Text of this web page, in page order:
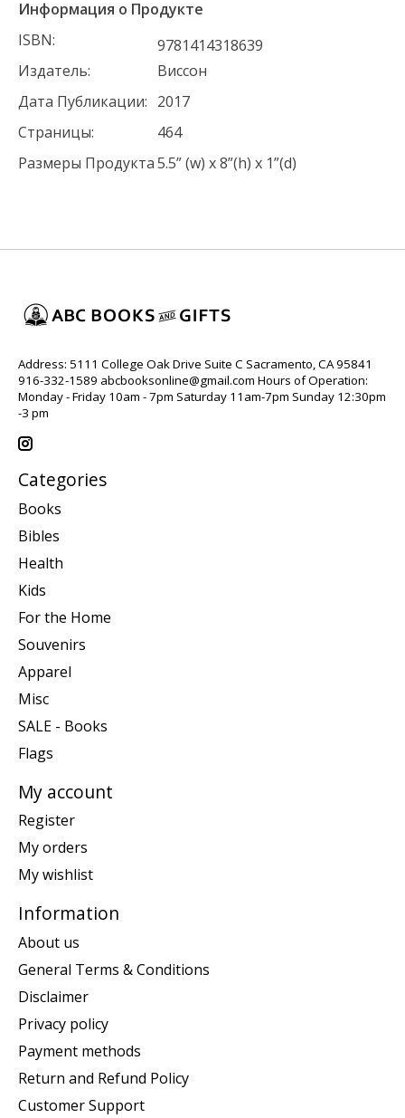
Информация о Продукте
ISBN:
9781414318639
Издатель:
Виссон
Дата Публикации: 2017
Страницы:
464
Размеры Продукта5.5” (w) x 8”(h) x 1”(d)
Address: 5111 College Oak Drive Suite C Sacramento, CA 95841
916-332-1589 abcbooksonline@gmail.com Hours of Operation:
Monday - Friday 10am - 7pm Saturday 11am-7pm Sunday 12:30pm
-3 pm
Categories
Books
Bibles
Health
Kids
For the Home
Souvenirs
Apparel
Misc
SALE - Books
Flags
My account
Register
My orders
My wishlist
Information
About us
General Terms & Conditions
Disclaimer
Privacy policy
Payment methods
Return and Refund Policy
Customer Support